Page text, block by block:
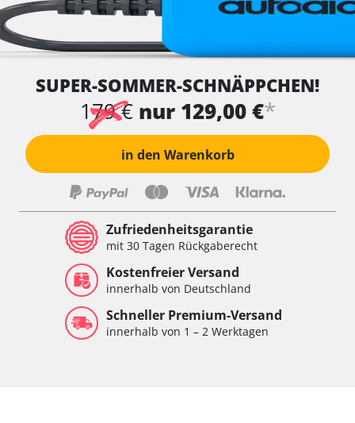
SUPER-SOMMER-SCHNÄPPCHEN!
179 € nur 129,00 €*
in den Warenkorb
Zufriedenheitsgarantie
mit 30 Tagen Rückgaberecht
Kostenfreier Versand
innerhalb von Deutschland
Schneller Premium-Versand
innerhalb von 1 – 2 Werktagen